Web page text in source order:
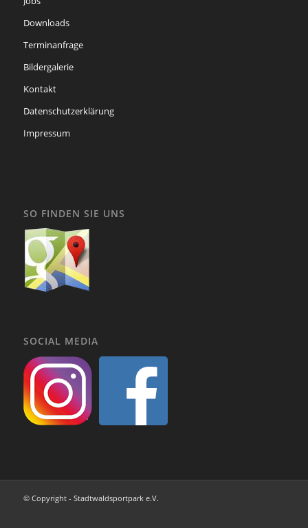
Downloads
Terminanfrage
Bildergalerie
Kontakt
Datenschutzerklärung
Impressum
SO FINDEN SIE UNS
SOCIAL MEDIA
© Copyright - Stadtwaldsportpark e.V.